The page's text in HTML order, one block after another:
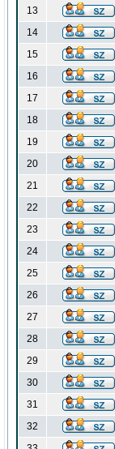
13
14
15
16
17
18
19
20
21
22
23
24
25
26
27
28
29
30
31
32